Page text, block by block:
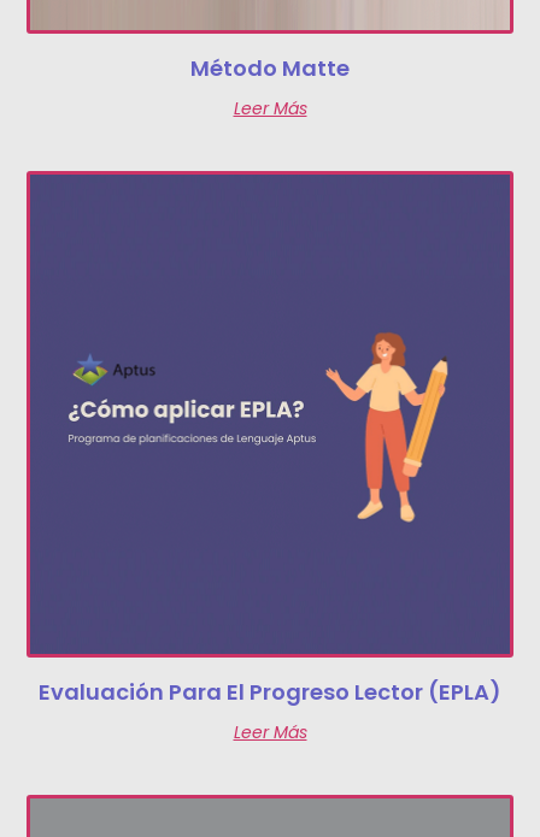
Método Matte
Leer Más
Evaluación Para El Progreso Lector (EPLA)
Leer Más